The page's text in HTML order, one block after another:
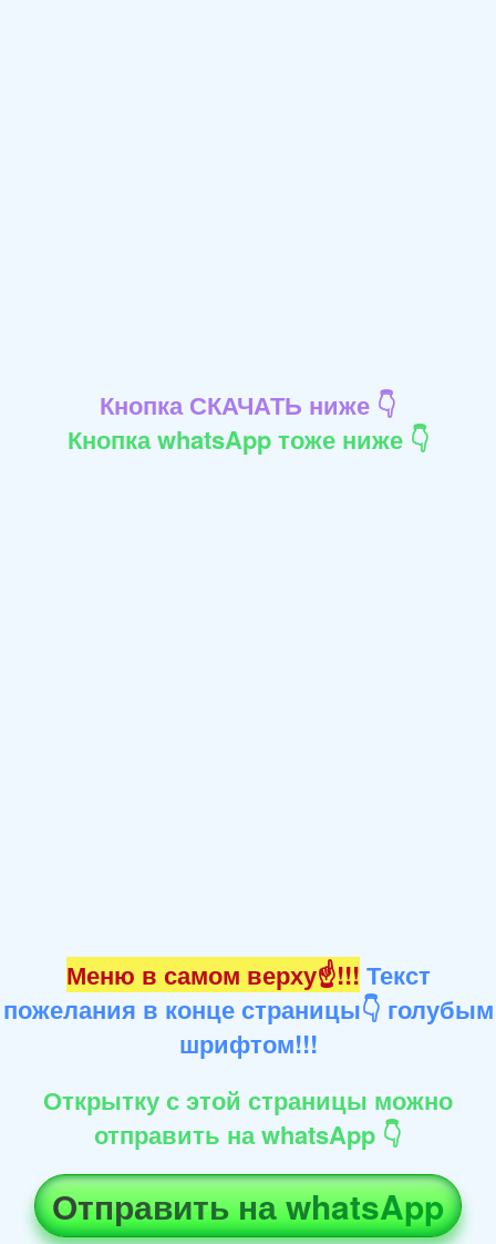
Кнопка СКАЧАТЬ ниже 👇
Кнопка whatsApp тоже ниже 👇
Меню в самом верху☝!!! Текст
пожелания в конце страницы👇 голубым
шрифтом!!!
Открытку с этой страницы можно
отправить на whatsApp 👇
Отправить на whatsApp